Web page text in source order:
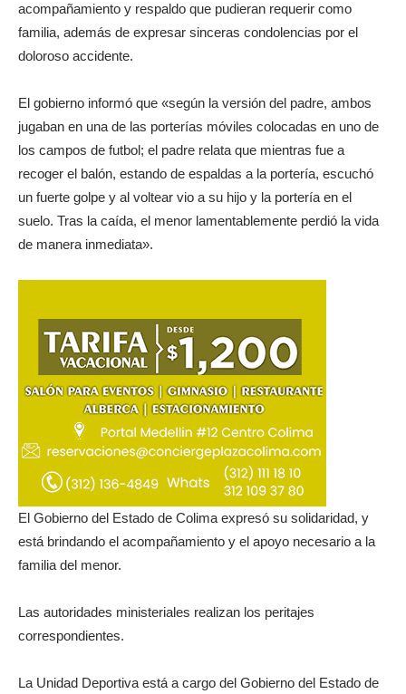
acompañamiento y respaldo que pudieran requerir como
familia, además de expresar sinceras condolencias por el
doloroso accidente.
El gobierno informó que «según la versión del padre, ambos
jugaban en una de las porterías móviles colocadas en uno de
los campos de futbol; el padre relata que mientras fue a
recoger el balón, estando de espaldas a la portería, escuchó
un fuerte golpe y al voltear vio a su hijo y la portería en el
suelo. Tras la caída, el menor lamentablemente perdió la vida
de manera inmediata».
El Gobierno del Estado de Colima expresó su solidaridad, y
está brindando el acompañamiento y el apoyo necesario a la
familia del menor.
Las autoridades ministeriales realizan los peritajes
correspondientes.
La Unidad Deportiva está a cargo del Gobierno del Estado de